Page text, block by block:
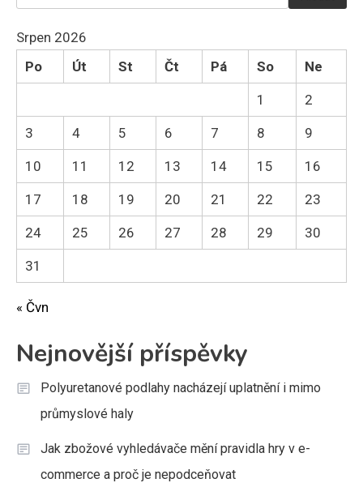
Srpen 2026
Po
Út St Čt Pá So Ne
1 2
3 4 5 6 7 8 9
10 11 12 13 14 15 16
17 18 19 20 21 22 23
24 25 26 27 28 29 30
31
« Čvn
Nejnovější příspěvky
Polyuretanové podlahy nacházejí uplatnění i mimo
průmyslové haly
Jak zbožové vyhledávače mění pravidla hry v e-
commerce a proč je nepodceňovat